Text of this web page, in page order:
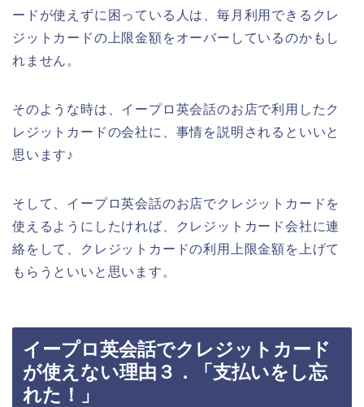
ードが使えずに困っている人は、毎月利用できるクレ
ジットカードの上限金額をオーバーしているのかもし
れません。
そのような時は、イープロ英会話のお店で利用したク
レジットカードの会社に、事情を説明されるといいと
思います♪
そして、イープロ英会話のお店でクレジットカードを
使えるようにしたければ、クレジットカード会社に連
絡をして、クレジットカードの利用上限金額を上げて
もらうといいと思います。
イープロ英会話でクレジットカード
が使えない理由３．「支払いをし忘
れた！」